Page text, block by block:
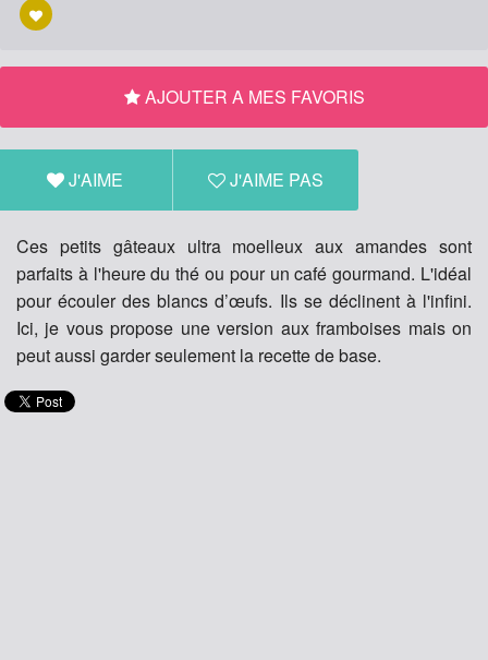
AJOUTER A MES FAVORIS
J'AIME J'AIME PAS
Ces petits gâteaux ultra moelleux aux amandes sont
parfaits à l'heure du thé ou pour un café gourmand. L'idéal
pour écouler des blancs d’œufs. Ils se déclinent à l'infini.
Ici, je vous propose une version aux framboises mais on
peut aussi garder seulement la recette de base.